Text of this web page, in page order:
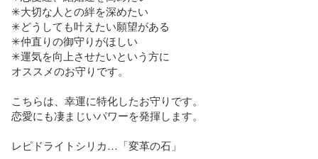
✳︎大切な人との絆を深めたい
✳︎どうしても叶えたい願望がある
✳︎仲直りの御守りがほしい
✳︎運気を向上させたいという方に
オススメのお守りです。
こちらは、幸運に特化したお守りです。
恋愛にも凄まじいパワーを発揮します。
レピドライトシリカ…「変革の石」